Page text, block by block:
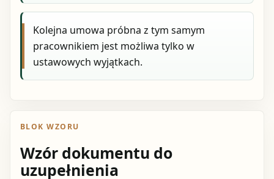
Kolejna umowa próbna z tym samym
pracownikiem jest możliwa tylko w
ustawowych wyjątkach.
BLOK WZORU
Wzór dokumentu do
uzupełnienia